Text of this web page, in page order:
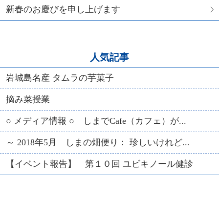
新春のお慶びを申し上げます
人気記事
岩城島名産 タムラの芋菓子
摘み菜授業
○ メディア情報 ○ しまでCafe（カフェ）が...
～ 2018年5月 しまの畑便り： 珍しいけれど...
【イベント報告】 第１０回 ユビキノール健診